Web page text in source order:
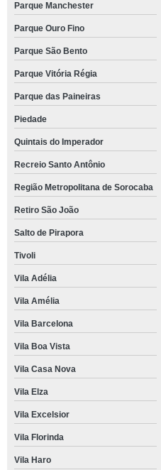
Parque Manchester
Parque Ouro Fino
Parque São Bento
Parque Vitória Régia
Parque das Paineiras
Piedade
Quintais do Imperador
Recreio Santo Antônio
Região Metropolitana de Sorocaba
Retiro São João
Salto de Pirapora
Tivoli
Vila Adélia
Vila Amélia
Vila Barcelona
Vila Boa Vista
Vila Casa Nova
Vila Elza
Vila Excelsior
Vila Florinda
Vila Haro